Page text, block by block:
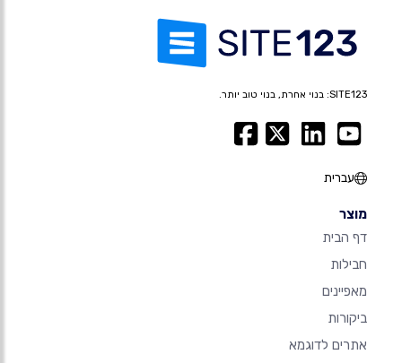
SITE123: בנוי אחרת, בנוי טוב יותר.
עברית
מוצר
דף הבית
חבילות
מאפיינים
ביקורות
אתרים לדוגמא